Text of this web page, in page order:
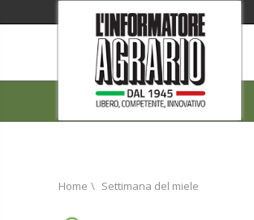
Home \ Settimana del miele